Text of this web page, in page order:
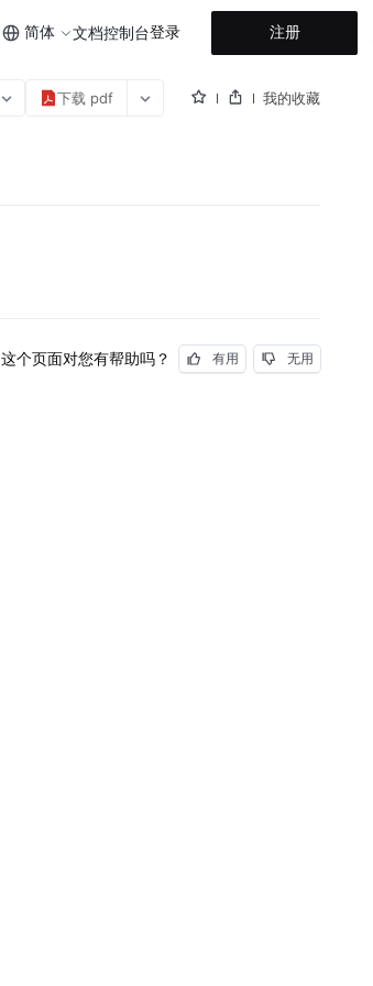
简体 文档控制台登录 注册
下载 pdf 我的收藏
这个页面对您有帮助吗？ 有用 无用